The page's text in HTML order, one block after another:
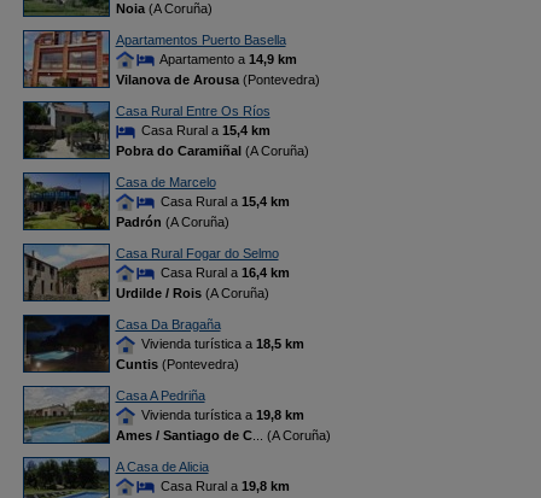
Noia(A Coruña)
Apartamentos Puerto Basella
Apartamento a 14,9 km
Vilanova de Arousa(Pontevedra)
Casa Rural Entre Os Ríos
Casa Rural a 15,4 km
Pobra do Caramiñal(A Coruña)
Casa de Marcelo
Casa Rural a 15,4 km
Padrón (A Coruña)
Casa Rural Fogar do Selmo
Casa Rural a 16,4 km
Urdilde / Rois(A Coruña)
Casa Da Bragaña
Vivienda turística a 18,5 km
Cuntis(Pontevedra)
Casa A Pedriña
Vivienda turística a 19,8 km
Ames / Santiago de C... (A Coruña)
A Casa de Alicia
Casa Rural a 19,8 km